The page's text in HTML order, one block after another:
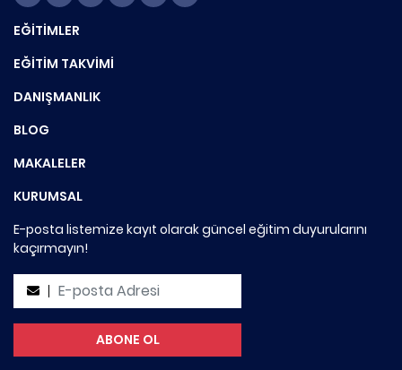
EĞİTİMLER
EĞİTİM TAKVİMİ
DANIŞMANLIK
BLOG
MAKALELER
KURUMSAL
E-posta listemize kayıt olarak güncel eğitim duyurularını
kaçırmayın!